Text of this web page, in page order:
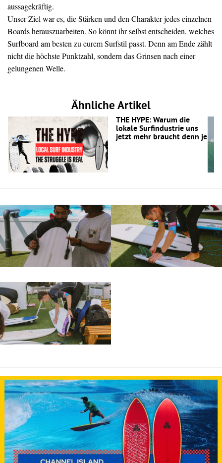
aussagekräftig.
Unser Ziel war es, die Stärken und den Charakter jedes einzelnen
Boards herauszuarbeiten. So könnt ihr selbst entscheiden, welches
Surfboard am besten zu eurem Surfstil passt. Denn am Ende zählt
nicht die höchste Punktzahl, sondern das Grinsen nach einer
gelungenen Welle.
Ähnliche Artikel
THE HYPE: Warum die
lokale Surfindustrie uns
jetzt mehr braucht denn je